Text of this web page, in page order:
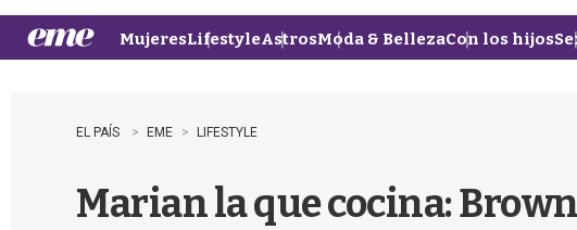
u
MujeresLifestyleAstrosModa & BellezaCon los hijos
EL PAÍS EME LIFESTYLE
Marian la que cocina: